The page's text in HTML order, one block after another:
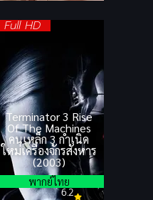
Full HD
Terminator 3 Rise
Of The Machines
คนเหล็ก 3 กำเนิด
ใหม่เครื่องจักรสังหาร
(2003)
6.2
พากย์ไทย